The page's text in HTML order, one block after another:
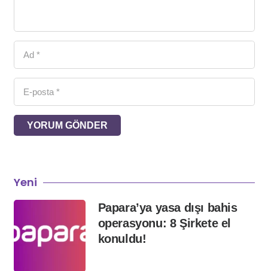
YORUM GÖNDER
Yeni
Papara’ya yasa dışı bahis
operasyonu: 8 Şirkete el
konuldu!